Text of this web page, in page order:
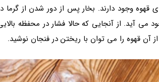
قهوه وجود دارند. بخار پس از دور شدن از گرما
آید. از آنجایی که حالا فشار در محفظه
آن قهوه را می توان با ریختن در فنجان نوشید.